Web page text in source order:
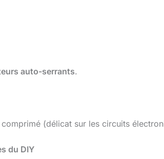
auto-serrants.
comprimé (délicat sur les circuits
du DIY